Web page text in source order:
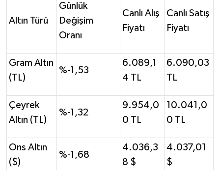
Altın Türü
Günlük
Değişim
Oranı
Canlı Alış
Fiyatı
Canlı Satış
Fiyatı
Gram Altın
(TL)
%-1,53
6.089,1
4 TL
6.090,03
TL
Çeyrek
Altın (TL)
%-1,32
9.954,0
0 TL
10.041,0
0 TL
Ons Altın
($)
%-1,68
4.036,3
8 $
4.037,01
$